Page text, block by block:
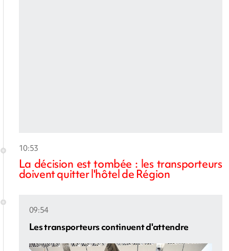
10:53
La décision est tombée : les transporteurs
doivent quitter l'hôtel de Région
09:54
Les transporteurs continuent d'attendre